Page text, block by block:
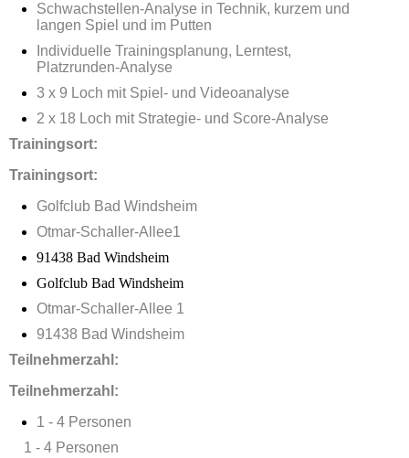
Schwachstellen-Analyse in Technik, kurzem und
langen Spiel und im Putten
Individuelle Trainingsplanung, Lerntest,
Platzrunden-Analyse
3 x 9 Loch mit Spiel- und Videoanalyse
2 x 18 Loch mit Strategie- und Score-Analyse
Trainingsort:
Trainingsort:
Golfclub Bad Windsheim
Otmar-Schaller-Allee1
91438 Bad Windsheim
Golfclub Bad Windsheim
Otmar-Schaller-Allee 1
91438 Bad Windsheim
Teilnehmerzahl:
Teilnehmerzahl:
1 - 4 Personen
1 - 4 Personen